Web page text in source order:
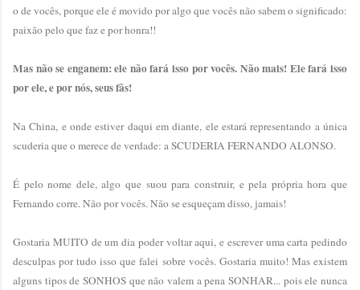
o de vocês, porque ele é movido por algo que vocês não sabem o significado:
paixão pelo que faz e por honra!!
Mas não se enganem: ele não fará isso por vocês. Não mais! Ele fará isso
por ele, e por nós, seus fãs!
Na China, e onde estiver daqui em diante, ele estará representando a única
scuderia que o merece de verdade: a SCUDERIA FERNANDO ALONSO.
É pelo nome dele, algo que suou para construir, e pela própria hora que
Fernando corre. Não por vocês. Não se esqueçam disso, jamais!
Gostaria MUITO de um dia poder voltar aqui, e escrever uma carta pedindo
desculpas por tudo isso que falei sobre vocês. Gostaria muito! Mas existem
alguns tipos de SONHOS que não valem a pena SONHAR... pois ele nunca